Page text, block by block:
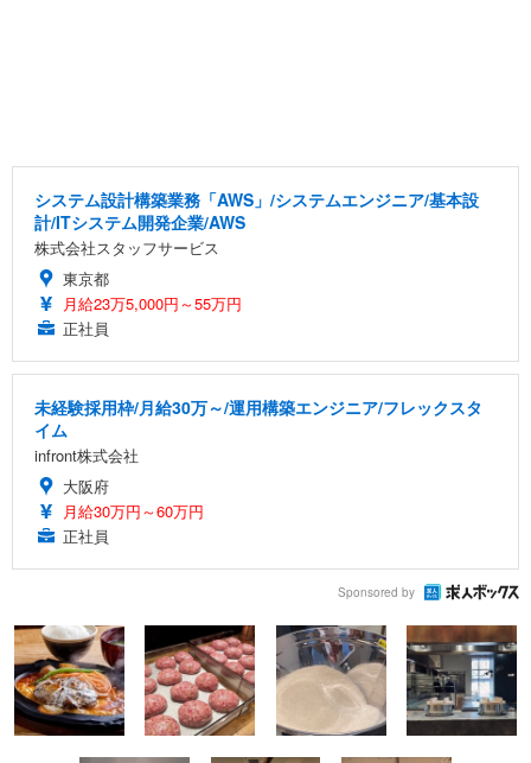
システム設計構築業務「AWS」/システムエンジニア/基本設
計/ITシステム開発企業/AWS
株式会社スタッフサービス
東京都
月給23万5,000円～55万円
正社員
未経験採用枠/月給30万～/運用構築エンジニア/フレックスタ
イム
infront株式会社
大阪府
月給30万円～60万円
正社員
Sponsored by